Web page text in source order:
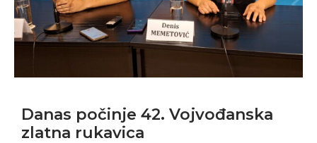
Danas počinje 42. Vojvođanska
zlatna rukavica